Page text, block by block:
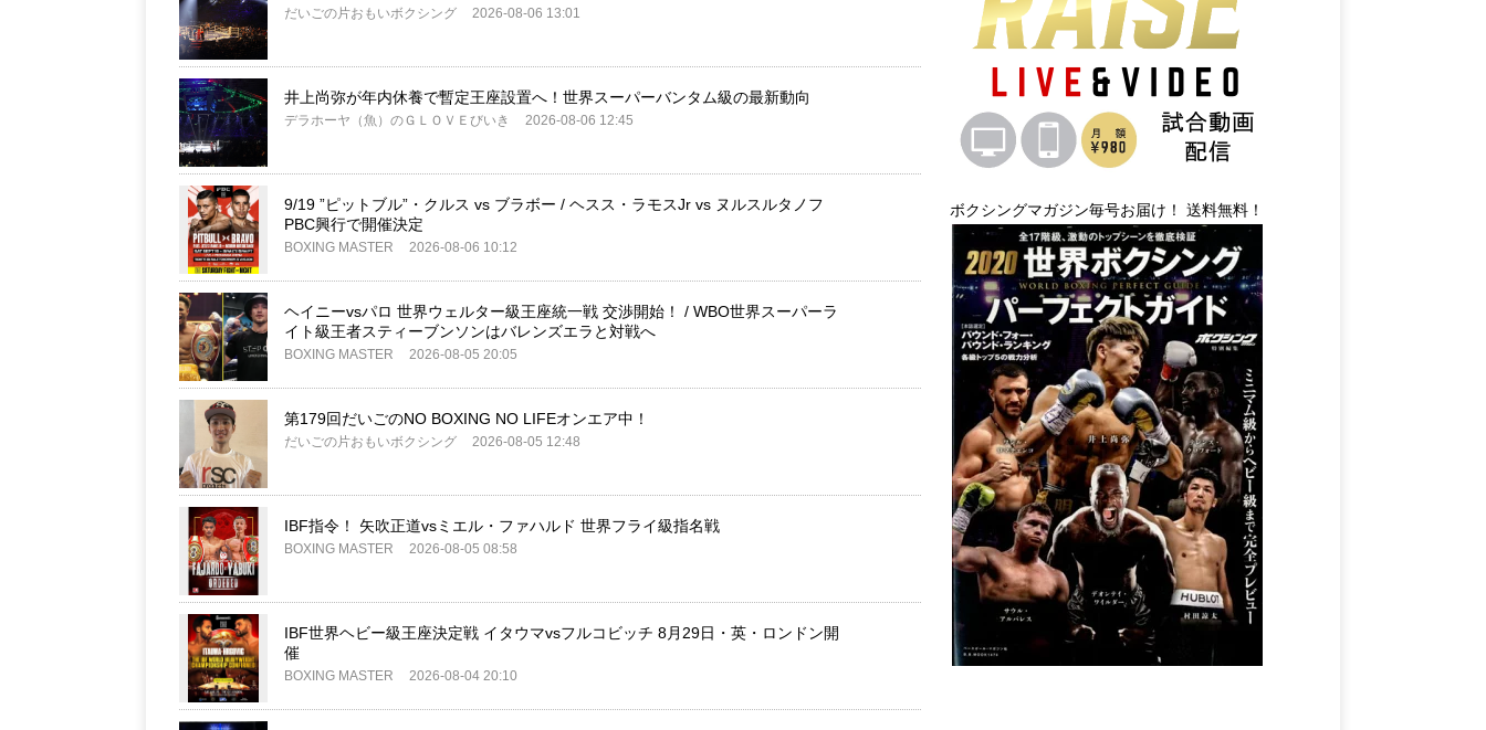
だいごの片おもいボクシング 2026-08-06 13:01
井上尚弥が年内休養で暫定王座設置へ！世界スーパーバンタム級の最新動向
デラホーヤ（魚）のＧＬＯＶＥびいき 2026-08-06 12:45
9/19 ”ピットブル”・クルス vs ブラボー / ヘスス・ラモスJr vs ヌルスルタノフ
PBC興行で開催決定
BOXING MASTER 2026-08-06 10:12
ヘイニーvsパロ 世界ウェルター級王座統一戦 交渉開始！ / WBO世界スーパーラ
イト級王者スティーブンソンはバレンズエラと対戦へ
BOXING MASTER 2026-08-05 20:05
第179回だいごのNO BOXING NO LIFEオンエア中！
だいごの片おもいボクシング 2026-08-05 12:48
IBF指令！ 矢吹正道vsミエル・ファハルド 世界フライ級指名戦
BOXING MASTER 2026-08-05 08:58
IBF世界ヘビー級王座決定戦 イタウマvsフルコビッチ 8月29日・英・ロンドン開
催
BOXING MASTER 2026-08-04 20:10
ボクシングマガジン毎号お届け！ 送料無料！